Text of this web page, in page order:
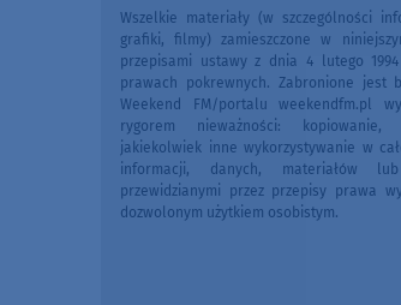
Wszelkie materiały (w szczególności
grafiki, filmy) zamieszczone w
przepisami ustawy z dnia 4 lutego
prawach pokrewnych. Zabronione jest
Weekend FM/portalu weekendfm.pl
rygorem nieważności: kopiowanie,
jakiekolwiek inne wykorzystywanie w
informacji, danych, materiałów
przewidzianymi przez przepisy prawa
dozwolonym użytkiem osobistym.